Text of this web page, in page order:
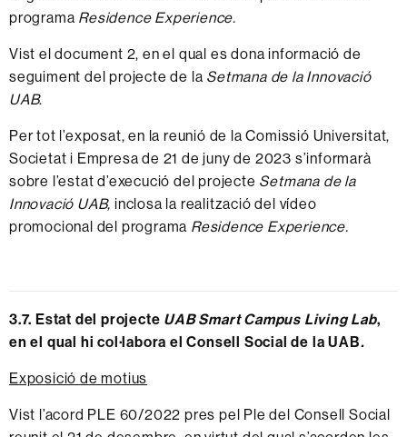
programa Residence Experience.
Vist eldocument 2, en el qual es dona informació de
seguiment del projecte de la Setmana de la Innovació
UAB.
Per tot l’exposat, en la reunió de la Comissió Universitat,
Societat i Empresa de 21 de juny de 2023 s’informarà
sobre l’estat d’execució del projecte Setmana de la
Innovació UAB,inclosa la realització del vídeo
promocional del programa Residence Experience.
3.7. Estat del projecte UAB Smart Campus Living Lab,
en el qual hi col·labora el Consell Social de la UAB.
Exposició de motius
Vist l’acord PLE 60/2022 pres pel Ple del Consell Social